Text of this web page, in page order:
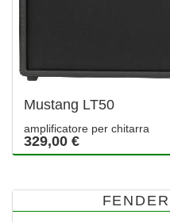
Mustang LT50
amplificatore per chitarra
329,00 €
FENDER